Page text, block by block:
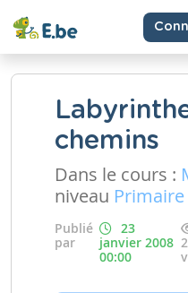
chemins
Dans le cours :
niveau
Publié
par
23
janvier 2008
00:00